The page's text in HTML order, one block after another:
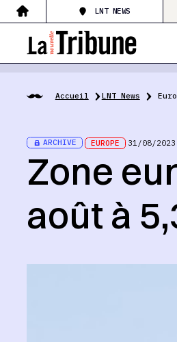
LNT NEWS
Accueil LNT News
ARCHIVE EUROPE 31/08/2023
Zone
août à